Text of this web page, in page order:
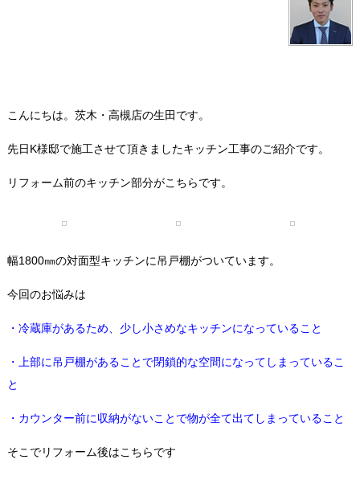
こんにちは。茨木・高槻店の生田です。
先日K様邸で施工させて頂きましたキッチン工事のご紹介です。
リフォーム前のキッチン部分がこちらです。
幅1800㎜の対面型キッチンに吊戸棚がついています。
今回のお悩みは
・冷蔵庫があるため、少し小さめなキッチンになっていること
・上部に吊戸棚があることで閉鎖的な空間になってしまっているこ
と
・カウンター前に収納がないことで物が全て出てしまっていること
そこでリフォーム後はこちらです